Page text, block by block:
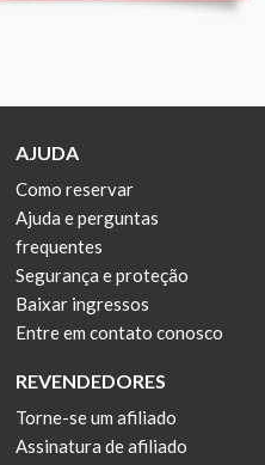
AJUDA
Como reservar
Ajuda e perguntas
frequentes
Segurança e proteção
Baixar ingressos
Entre em contato conosco
REVENDEDORES
Torne-se um afiliado
Assinatura de afiliado